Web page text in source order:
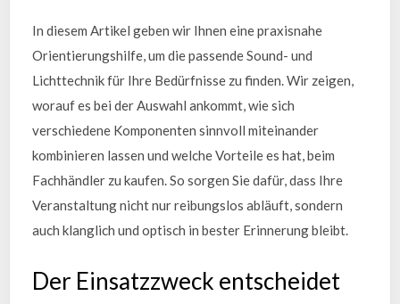
In diesem Artikel geben wir Ihnen eine praxisnahe
Orientierungshilfe, um die passende Sound- und
Lichttechnik für Ihre Bedürfnisse zu finden. Wir zeigen,
worauf es bei der Auswahl ankommt, wie sich
verschiedene Komponenten sinnvoll miteinander
kombinieren lassen und welche Vorteile es hat, beim
Fachhändler zu kaufen. So sorgen Sie dafür, dass Ihre
Veranstaltung nicht nur reibungslos abläuft, sondern
auch klanglich und optisch in bester Erinnerung bleibt.
Der Einsatzzweck entscheidet